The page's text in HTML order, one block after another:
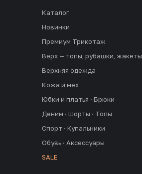
Каталог
Новинки
Премиум Трикотаж
Верх — топы, рубашки, жакеты
Верхняя одежда
Кожа и мех
Юбки и платья · Брюки
Деним · Шорты · Топы
Спорт · Купальники
Обувь · Аксессуары
SALE